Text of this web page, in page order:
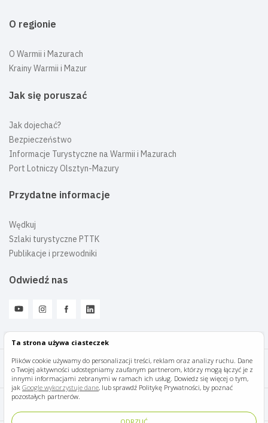
Ta strona używa ciasteczek
Plików cookie używamy do personalizacji treści, reklam oraz analizy ruchu. Dane
o Twojej aktywności udostępniamy zaufanym partnerom, którzy mogą łączyć je z
innymi informacjami zebranymi w ramach ich usług. Dowiedz się więcej o tym,
jak Google wykorzystuje dane, lub sprawdź Politykę Prywatności, by poznać
pozostałych partnerów.
O regionie
O Warmii i Mazurach
Krainy Warmii i Mazur
Jak się poruszać
Jak dojechać?
Bezpieczeństwo
Informacje Turystyczne na Warmii i Mazurach
Port Lotniczy Olsztyn-Mazury
Przydatne informacje
Wędkuj
Szlaki turystyczne PTTK
Publikacje i przewodniki
Odwiedź nas
Mazury Travel © 2026
Polityka prywatności